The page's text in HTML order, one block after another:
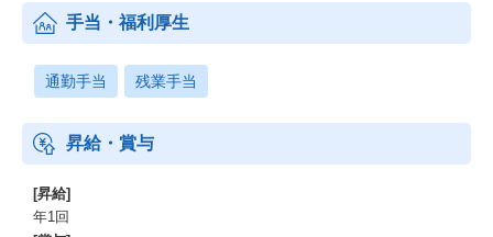
手当・福利厚生
通勤手当 残業手当
昇給・賞与
[昇給]
年1回